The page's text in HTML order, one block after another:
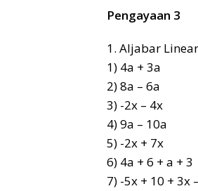
Pengayaan 3
1. Aljabar Linear
1) 4a + 3a
2) 8a – 6a
3) -2x – 4x
4) 9a – 10a
5) -2x + 7x
6) 4a + 6 + a + 3
7) -5x + 10 + 3x